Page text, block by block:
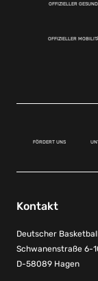
OFFIZIELLER
OFFIZIELLER
FÖRDERT UNS
Kontakt
Deutscher
Schwanenstraße 6-
D-58089 Hagen